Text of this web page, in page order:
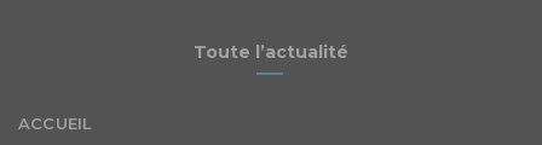
Toute l’actualité
ACCUEIL